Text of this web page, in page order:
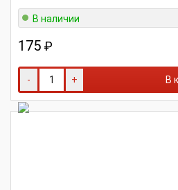
В наличии
175 ₽
- + В